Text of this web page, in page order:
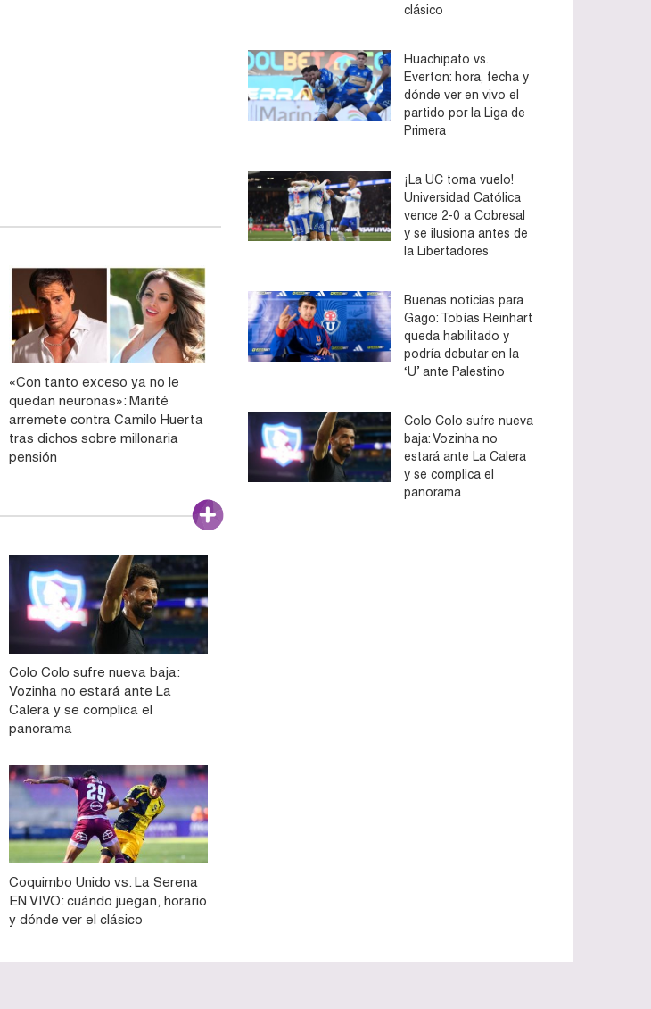
«Con tanto exceso ya no le
quedan neuronas»: Marité
arremete contra Camilo Huerta
tras dichos sobre millonaria
pensión
Colo Colo sufre nueva baja:
Vozinha no estará ante La
Calera y se complica el
panorama
Coquimbo Unido vs. La Serena
EN VIVO: cuándo juegan, horario
y dónde ver el clásico
clásico
Huachipato vs.
Everton: hora, fecha y
dónde ver en vivo el
partido por la Liga de
Primera
¡La UC toma vuelo!
Universidad Católica
vence 2-0 a Cobresal
y se ilusiona antes de
la Libertadores
Buenas noticias para
Gago: Tobías Reinhart
queda habilitado y
podría debutar en la
‘U’ ante Palestino
Colo Colo sufre nueva
baja: Vozinha no
estará ante La Calera
y se complica el
panorama